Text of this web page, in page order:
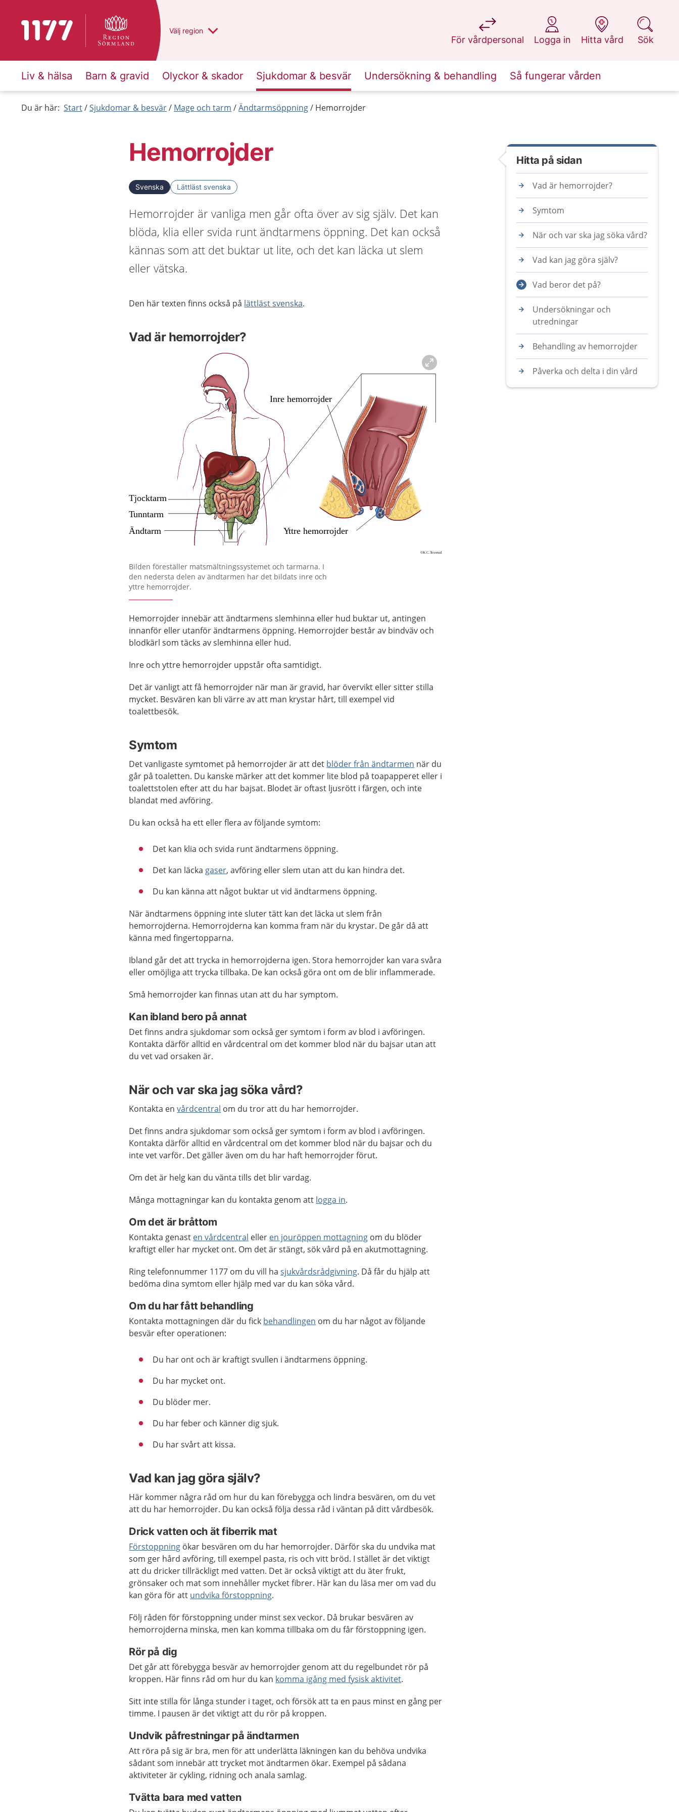
Till startsidan för 1177 Du har valt region
Välj en annan
region
För vårdpersonal
på 1177.se
Logga in
på 1177.se
Hitta vård
på 1177.se
Sök
på 1177.se
Liv & hälsa Barn & gravid Olyckor & skador Sjukdomar & besvär Undersökning & behandling Så fungerar vården
Du är här: Start Sjukdomar & besvär Mage och tarm Ändtarmsöppning Hemorrojder
Hemorrojder
Svenska Lättläst svenska
Hemorrojder är vanliga men går ofta över av sig själv. Det kan
blöda, klia eller svida runt ändtarmens öppning. Det kan också
kännas som att det buktar ut lite, och det kan läcka ut slem
eller vätska.
Den här texten finns också på lättläst svenska.
Vad är hemorrojder?
Förstora bilden
Bilden föreställer matsmältningssystemet och tarmarna. I
den nedersta delen av ändtarmen har det bildats inre och
yttre hemorrojder.
Hemorrojder innebär att ändtarmens slemhinna eller hud buktar ut, antingen
innanför eller utanför ändtarmens öppning. Hemorrojder består av bindväv och
blodkärl som täcks av slemhinna eller hud.
Inre och yttre hemorrojder uppstår ofta samtidigt.
Det är vanligt att få hemorrojder när man är gravid, har övervikt eller sitter stilla
mycket. Besvären kan bli värre av att man krystar hårt, till exempel vid
toalettbesök.
Symtom
Det vanligaste symtomet på hemorrojder är att det blöder från ändtarmen när du
går på toaletten. Du kanske märker att det kommer lite blod på toapapperet eller i
toalettstolen efter att du har bajsat. Blodet är oftast ljusrött i färgen, och inte
blandat med avföring.
Du kan också ha ett eller flera av följande symtom:
Det kan klia och svida runt ändtarmens öppning.
Det kan läckagaser, avföring eller slem utan att du kan hindra det.
Du kan känna att något buktar ut vid ändtarmens öppning.
När ändtarmens öppning inte sluter tätt kan det läcka ut slem från
hemorrojderna. Hemorrojderna kan komma fram när du krystar. De går då att
känna med fingertopparna.
Ibland går det att trycka in hemorrojderna igen. Stora hemorrojder kan vara svåra
eller omöjliga att trycka tillbaka. De kan också göra ont om de blir inflammerade.
Små hemorrojder kan finnas utan att du har symptom.
Kan ibland bero på annat
Det finns andra sjukdomar som också ger symtom i form av blod i avföringen.
Kontakta därför alltid en vårdcentral om det kommer blod när du bajsar utan att
du vet vad orsaken är.
När och var ska jag söka vård?
Kontakta envårdcentral om du tror att du har hemorrojder.
Det finns andra sjukdomar som också ger symtom i form av blod i avföringen.
Kontakta därför alltid en vårdcentral om det kommer blod när du bajsar och du
inte vet varför. Det gäller även om du har haft hemorrojder förut.
Om det är helg kan du vänta tills det blir vardag.
Många mottagningar kan du kontakta genom att logga in.
Om det är bråttom
Kontakta genast en vårdcentral eller en jouröppen mottagning om du blöder
kraftigt eller har mycket ont. Om det är stängt, sök vård på en akutmottagning.
Ring telefonnummer 1177 om du vill hasjukvårdsrådgivning. Då får du hjälp att
bedöma dina symtom eller hjälp med var du kan söka vård.
Om du har fått behandling
Kontakta mottagningen där du fick behandlingen om du har något av följande
besvär efter operationen:
Du har ont och är kraftigt svullen i ändtarmens öppning.
Du har mycket ont.
Du blöder mer.
Du har feber och känner dig sjuk.
Du har svårt att kissa.
Vad kan jag göra själv?
Här kommer några råd om hur du kan förebygga och lindra besvären, om du vet
att du har hemorrojder. Du kan också följa dessa råd i väntan på ditt vårdbesök.
Drick vatten och ät fiberrik mat
Förstoppning ökar besvären om du har hemorrojder. Därför ska du undvika mat
som ger hård avföring, till exempel pasta, ris och vitt bröd. I stället är det viktigt
att du dricker tillräckligt med vatten. Det är också viktigt att du äter frukt,
grönsaker och mat som innehåller mycket fibrer. Här kan du läsa mer om vad du
kan göra för att undvika förstoppning.
Följ råden för förstoppning under minst sex veckor. Då brukar besvären av
hemorrojderna minska, men kan komma tillbaka om du får förstoppning igen.
Rör på dig
Det går att förebygga besvär av hemorrojder genom att du regelbundet rör på
kroppen. Här finns råd om hur du kan komma igång med fysisk aktivitet.
Sitt inte stilla för långa stunder i taget, och försök att ta en paus minst en gång per
timme. I pausen är det viktigt att du rör på kroppen.
Undvik påfrestningar på ändtarmen
Att röra på sig är bra, men för att underlätta läkningen kan du behöva undvika
sådant som innebär att trycket mot ändtarmen ökar. Exempel på sådana
aktiviteter är cykling, ridning och anala samlag.
Tvätta bara med vatten
Hitta på sidan
Vad är hemorrojder?
Symtom
När och var ska jag söka vård?
Vad kan jag göra själv?
Vad beror det på?
Undersökningar och
utredningar
Behandling av hemorrojder
Påverka och delta i din vård